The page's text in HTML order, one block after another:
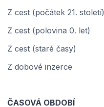
Z cest (počátek 21. století)
Z cest (polovina 0. let)
Z cest (staré časy)
Z dobové inzerce
ČASOVÁ OBDOBÍ